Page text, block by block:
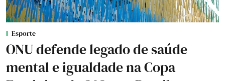
Esporte
ONU defende legado de saúde
mental e igualdade na Copa